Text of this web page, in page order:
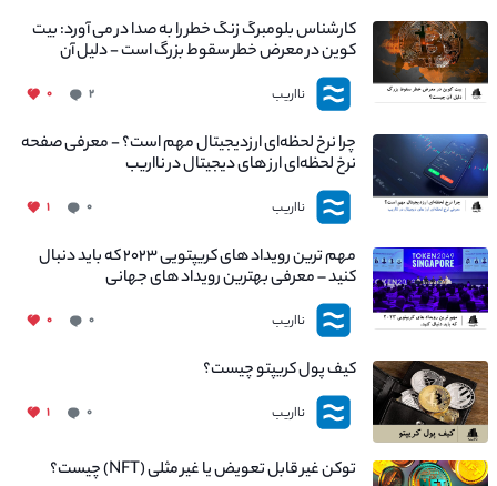
کارشناس بلومبرگ زنگ خطر را به صدا در می آورد: بیت
کوین در معرض خطر سقوط بزرگ است - دلیل آن
چیست؟
نااریب ۲ ۰
چرا نرخ لحظه‌ای ارزدیجیتال مهم است؟ - معرفی صفحه
نرخ لحظه‌ای ارز های دیجیتال در نااریب
نااریب ۰ ۱
مهم ترین رویداد های کریپتویی ۲۰۲۳ که باید دنبال
کنید – معرفی بهترین رویداد های جهانی
نااریب ۰ ۰
کیف پول کریپتو چیست؟
نااریب ۰ ۱
توکن غیر قابل تعویض یا غیر مثلی (NFT) چیست؟